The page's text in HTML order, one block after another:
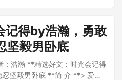
记得by浩瀚，勇敢
坚毅男卧底
浩瀚 **精选好文：时光会记得
坚毅男卧底 **简 介 **> 爱是